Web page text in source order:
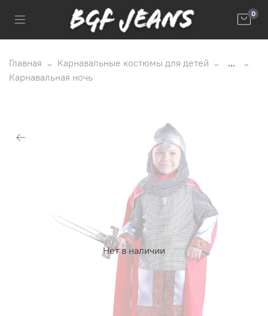
0
Главная Карнавальные костюмы для детей
...
Карнавальная ночь
Нет в наличии